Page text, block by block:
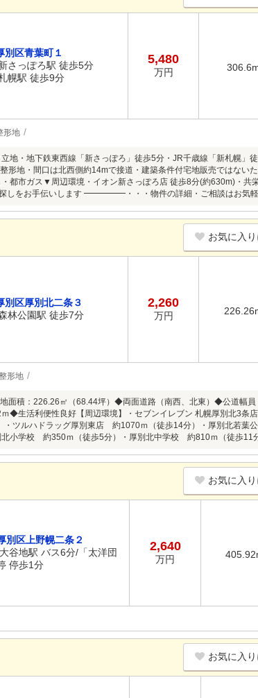
別区青葉町１
さっぽろ駅 徒歩5分
幌駅 徒歩9分
5,480
万円
形地
地・地下鉄東西線「新さっぽろ」徒歩5分・JR千歳線「新札幌」
形地・間口は北西側約14mで接道・建築条件付宅地販売ではない
都市ガス▼周辺環境・イオン新さっぽろ店 徒歩8分(約630m)・共
しをお手伝いします ━━━━━・・・物件の詳細・ご相談はお気軽
お気に入
別区厚別北二条３
林公園駅 徒歩7分
2,260
万円
形地
面積：226.26㎡（68.44坪）◆両面道路（南西、北東）◆公道幅員
◆生活利便性良好【周辺環境】・セブンイレブン 札幌厚別北3条
ツルハドラッグ厚別東店 約1070ｍ（徒歩14分）・厚別北若葉
小学校 約350ｍ（徒歩5分）・厚別北中学校 約810ｍ（徒歩11分
お気に入
別区上野幌二条２
谷地駅 バス6分/「太洋団
停歩1分
2,640
万円
お気に入